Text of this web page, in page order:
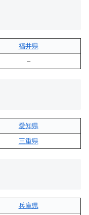
福井県
–
愛知県
三重県
兵庫県